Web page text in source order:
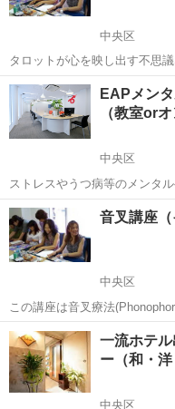
中央区
タロットが心を映し出す不思
か。その魅力に惹かれてタロ
ことはありませんか。最古の
ットなら、その心配はありま
東京 中央区 その他
EAPメン
（教室or
中央区
ストレスやうつ病等のメンタ
のカウンセリング手法・心理
心理療法などを学びます。さ
けでなく、メンタル不調の再発
東京 中央区 その他
音叉講座（
中央区
この講座は音叉療法
深くかかわっているかを体験
ると、音叉の振動が体全体に
ることが実感できます...
東京 中央区 その他
一流ホテ
ー（和・
中央区